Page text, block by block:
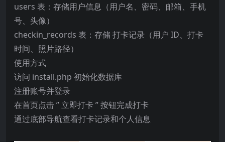
users 表：存储用户信息（用户名、密码、邮箱、手机
号、头像）
checkin_records 表：存储 打卡记录（用户 ID、打卡
时间、照片路径）
使用方式
访问 install.php 初始化数据库
注册账号并登录
在首页点击 ” 立即打卡 ” 按钮完成打卡
通过底部导航查看打卡记录和个人信息